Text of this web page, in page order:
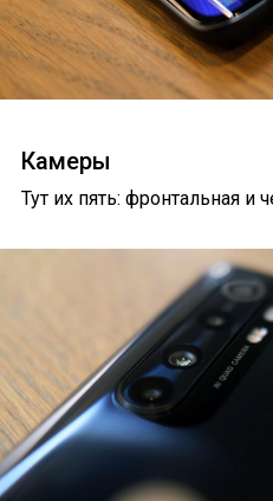
Камеры
Тут их пять: фронтальная и